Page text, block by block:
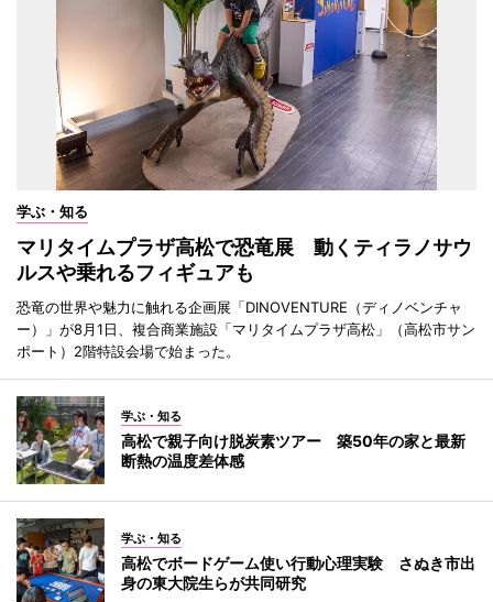
学ぶ・知る
マリタイムプラザ高松で恐竜展 動くティラノサウ
ルスや乗れるフィギュアも
恐竜の世界や魅力に触れる企画展「DINOVENTURE（ディノベンチャ
ー）」が8月1日、複合商業施設「マリタイムプラザ高松」（高松市サン
ポート）2階特設会場で始まった。
学ぶ・知る
高松で親子向け脱炭素ツアー 築50年の家と最新
断熱の温度差体感
学ぶ・知る
高松でボードゲーム使い行動心理実験 さぬき市出
身の東大院生らが共同研究